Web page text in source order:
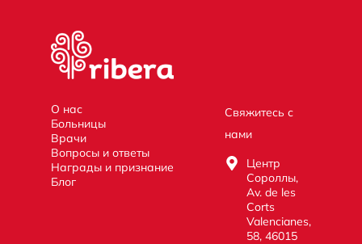
О нас
Больницы
Врачи
Вопросы и ответы
Награды и признание
Блог
Свяжитесь с
нами
Центр
Сороллы,
Av. de les
Corts
Valencianes,
58, 46015